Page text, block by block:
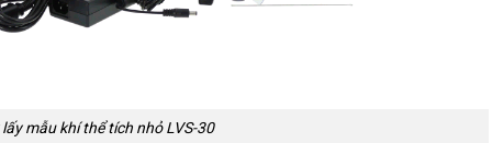
mẫu khí thể tích nhỏ LVS-30